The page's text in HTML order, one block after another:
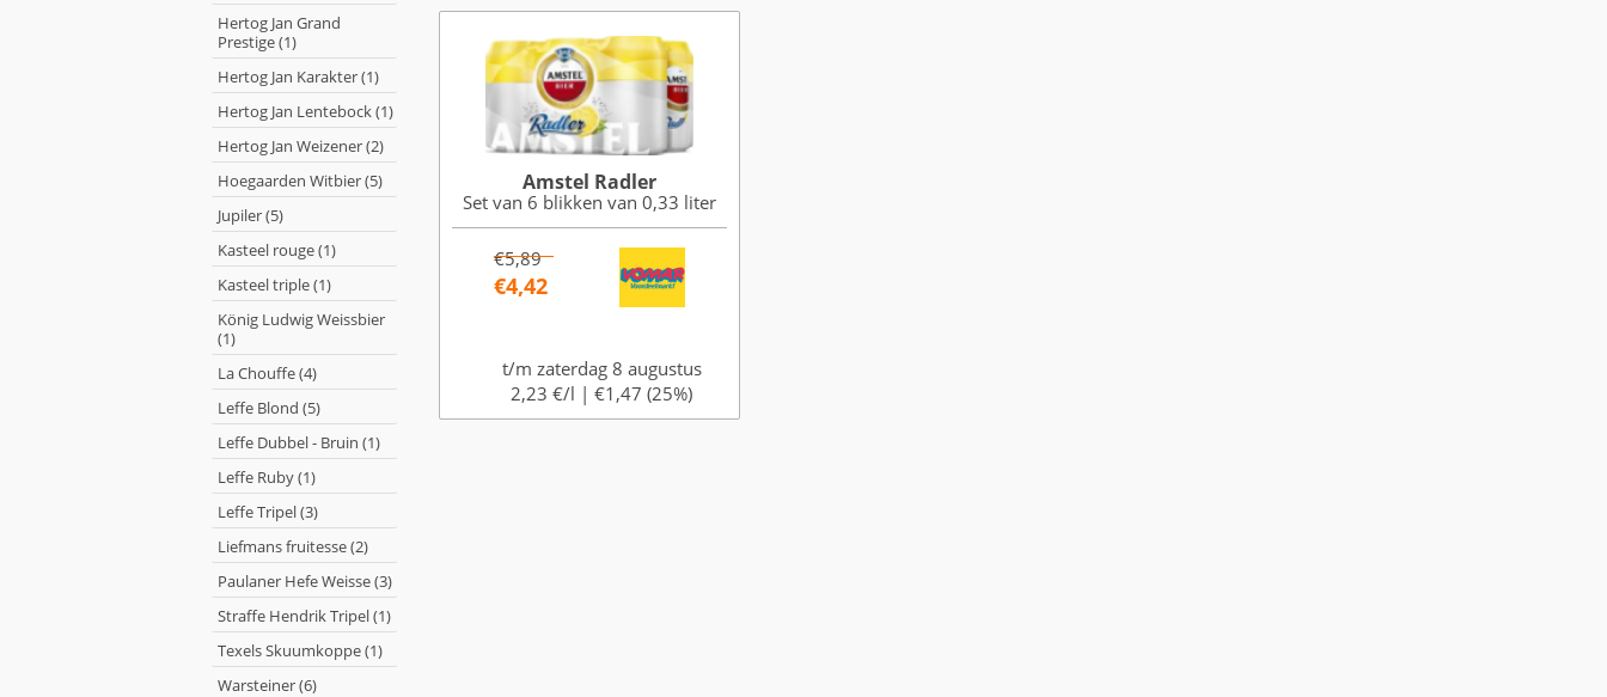
Hertog Jan Grand
Prestige (1)
Hertog Jan Karakter (1)
Hertog Jan Lentebock (1)
Hertog Jan Weizener (2)
Hoegaarden Witbier (5)
Jupiler (5)
Kasteel rouge (1)
Kasteel triple (1)
König Ludwig Weissbier
(1)
La Chouffe (4)
Leffe Blond (5)
Leffe Dubbel - Bruin (1)
Leffe Ruby (1)
Leffe Tripel (3)
Liefmans fruitesse (2)
Paulaner Hefe Weisse (3)
Straffe Hendrik Tripel (1)
Texels Skuumkoppe (1)
Warsteiner (6)
Amstel Radler
Set van 6 blikken van 0,33 liter
€5,89
€4,42
t/m zaterdag 8 augustus
2,23 €/l | €1,47 (25%)